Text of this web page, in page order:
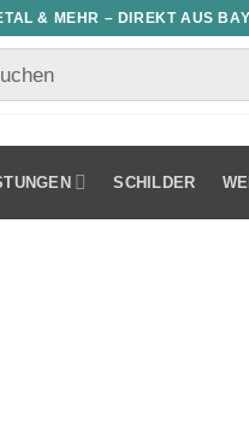
& MEHR – DIREKT AUS
SCHILDER